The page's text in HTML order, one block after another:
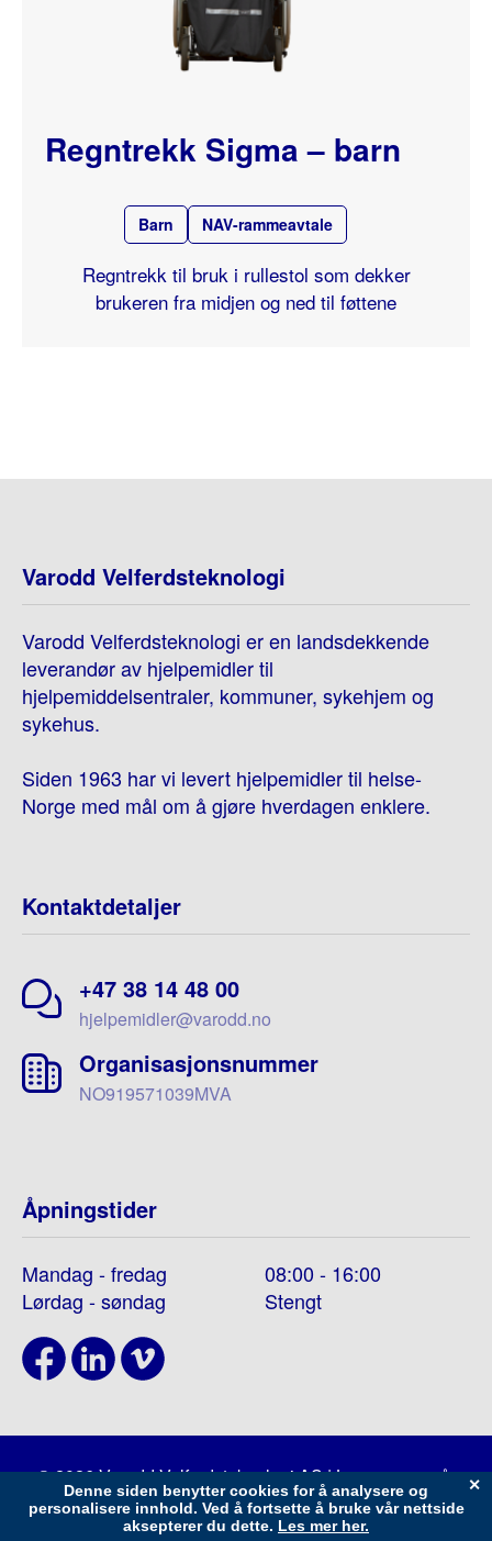
Regntrekk Sigma – barn
Barn NAV-rammeavtale
Regntrekk til bruk i rullestol som dekker
brukeren fra midjen og ned til føttene
Varodd Velferdsteknologi
Varodd Velferdsteknologi er en landsdekkende
leverandør av hjelpemidler til
hjelpemiddelsentraler, kommuner, sykehjem og
sykehus.
Siden 1963 har vi levert hjelpemidler til helse-
Norge med mål om å gjøre hverdagen enklere.
Kontaktdetaljer
+47 38 14 48 00
hjelpemidler@varodd.no
Organisasjonsnummer
NO919571039MVA
Åpningstider
Mandag - fredag
08:00 - 16:00
Lørdag - søndag
Stengt
© 2026 Varodd Velferdsteknologi AS | Les mer om vår
personvernerklæring